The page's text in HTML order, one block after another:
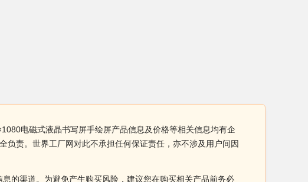
电磁式液晶书写屏手绘屏产品信息及价格等相关信息均有企
责。世界工厂网对此不承担任何保证责任，亦不涉及用户间因
的渠道。为避免产生购买风险，建议您在购买相关产品前务必